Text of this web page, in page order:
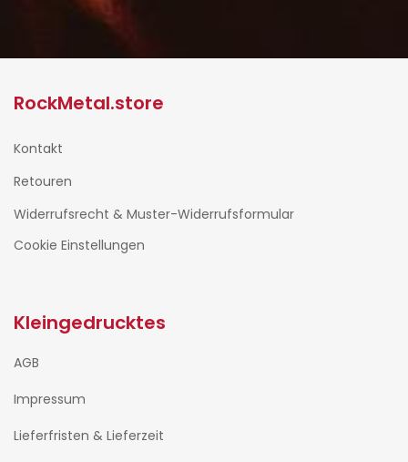
RockMetal.store
Kontakt
Retouren
Widerrufsrecht & Muster-Widerrufsformular
Cookie Einstellungen
Kleingedrucktes
AGB
Impressum
Lieferfristen & Lieferzeit